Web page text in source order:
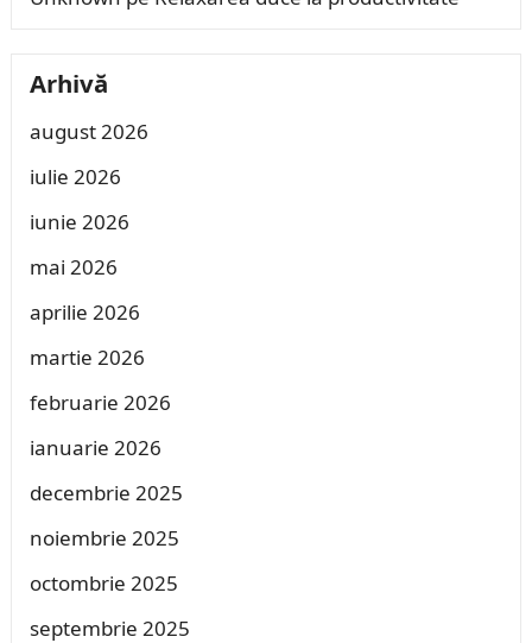
Arhivă
august 2026
iulie 2026
iunie 2026
mai 2026
aprilie 2026
martie 2026
februarie 2026
ianuarie 2026
decembrie 2025
noiembrie 2025
octombrie 2025
septembrie 2025